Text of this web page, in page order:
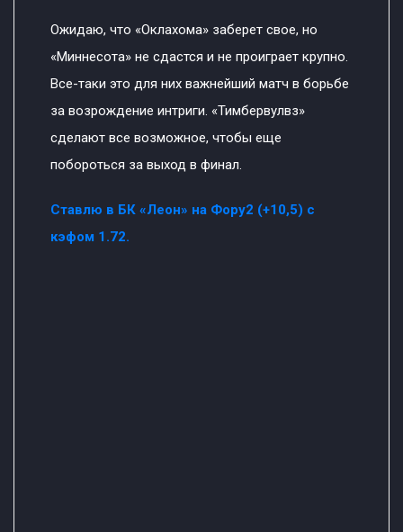
Ожидаю, что «Оклахома» заберет свое, но
«Миннесота» не сдастся и не проиграет крупно.
Все-таки это для них важнейший матч в борьбе
за возрождение интриги. «Тимбервулвз»
сделают все возможное, чтобы еще
побороться за выход в финал.
Ставлю в БК «Леон» на Фору2 (+10,5) с
кэфом 1.72.